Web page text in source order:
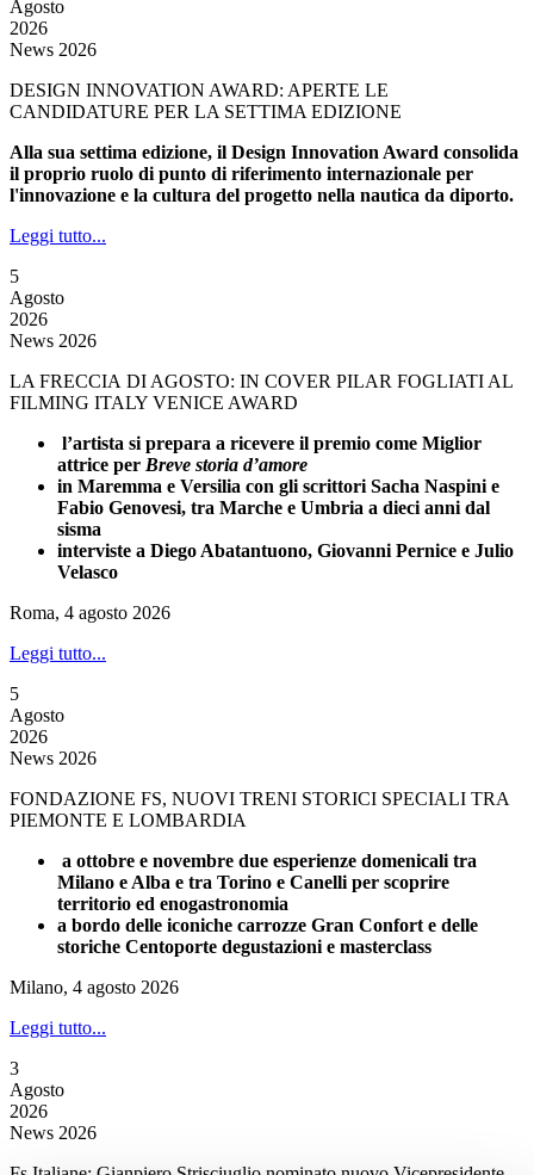
Agosto
2026
News 2026
DESIGN INNOVATION AWARD: APERTE LE
CANDIDATURE PER LA SETTIMA EDIZIONE
Alla sua settima edizione, il Design Innovation Award consolida
il proprio ruolo di punto di riferimento internazionale per
l'innovazione e la cultura del progetto nella nautica da diporto.
Leggi tutto...
5
Agosto
2026
News 2026
LA FRECCIA DI AGOSTO: IN COVER PILAR FOGLIATI AL
FILMING ITALY VENICE AWARD
l’artista si prepara a ricevere il premio come Miglior
attrice per Breve storia d’amore
in Maremma e Versilia con gli scrittori Sacha Naspini e
Fabio Genovesi, tra Marche e Umbria a dieci anni dal
sisma
interviste a Diego Abatantuono, Giovanni Pernice e Julio
Velasco
Roma, 4 agosto 2026
Leggi tutto...
5
Agosto
2026
News 2026
FONDAZIONE FS, NUOVI TRENI STORICI SPECIALI TRA
PIEMONTE E LOMBARDIA
a ottobre e novembre due esperienze domenicali tra
Milano e Alba e tra Torino e Canelli per scoprire
territorio ed enogastronomia
a bordo delle iconiche carrozze Gran Confort e delle
storiche Centoporte degustazioni e masterclass
Milano, 4 agosto 2026
Leggi tutto...
3
Agosto
2026
News 2026